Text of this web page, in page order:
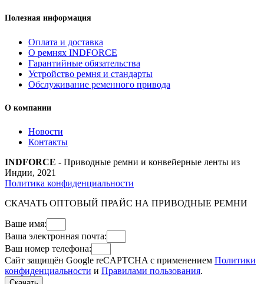
Полезная информация
Оплата и доставка
О ремнях INDFORCE
Гарантийные обязательства
Устройство ремня и стандарты
Обслуживание ременного привода
О компании
Новости
Контакты
INDFORCE - Приводные ремни и конвейерные ленты из
Индии, 2021
Политика конфиденциальности
СКАЧАТЬ ОПТОВЫЙ ПРАЙС НА ПРИВОДНЫЕ РЕМНИ
Ваше имя:
Ваша электронная почта:
Ваш номер телефона:
Сайт защищён Google reCAPTCHA с применением Политики
конфиденциальности и Правилами пользования.